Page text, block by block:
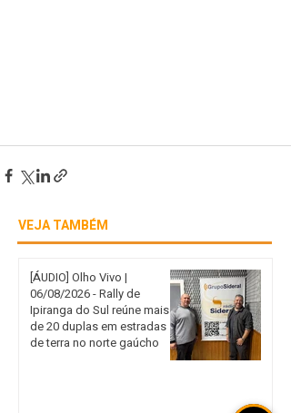
VEJA TAMBÉM
[ÁUDIO] Olho Vivo |
06/08/2026 - Rally de
Ipiranga do Sul reúne mais
de 20 duplas em estradas
de terra no norte gaúcho